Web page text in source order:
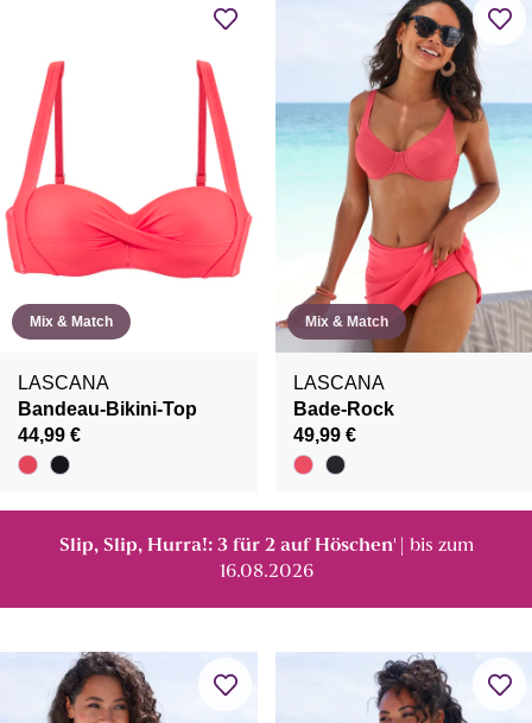
Mix & Match
LASCANA
Bandeau-Bikini-Top
44,99 €
Mix & Match
LASCANA
Bade-Rock
49,99 €
Slip, Slip, Hurra!: 3 für 2 auf Höschen¹
| bis zum
16.08.2026